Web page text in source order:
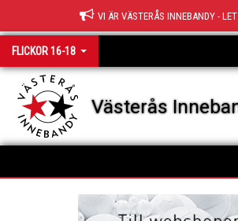
VI ÄR VÄSTERÅS INNEBANDY -
FLICKOR 16-18
Västerås